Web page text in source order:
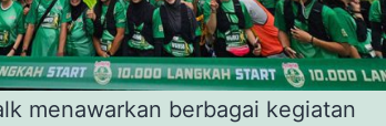
menawarkan berbagai kegiatan